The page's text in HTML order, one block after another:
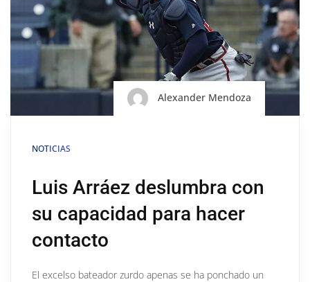
Alexander Mendoza
NOTICIAS
Luis Arráez deslumbra con
su capacidad para hacer
contacto
El excelso bateador zurdo apenas se ha ponchado un